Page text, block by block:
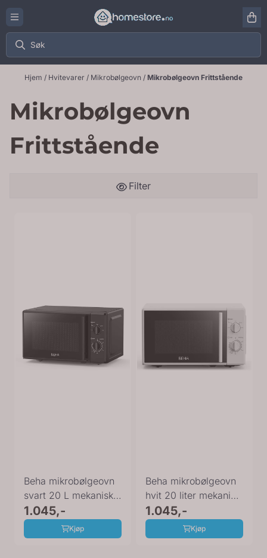
Hopp til innhold
Hjem / Hvitevarer / Mikrobølgeovn / Mikrobølgeovn Frittstående
Mikrobølgeovn
Frittstående
Filter
Beha mikrobølgeovn
svart 20 L mekanisk
MO 2025 220026
1.045,-
Kjøp
Beha mikrobølgeovn
hvit 20 liter mekanisk
MO 2025 220025
1.045,-
Kjøp